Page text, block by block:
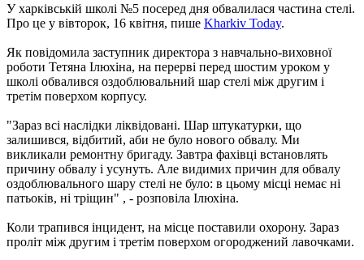
У харківській школі №5 посеред дня обвалилася частина стелі.
Про це у вівторок, 16 квітня, пише Kharkiv Today.
Як повідомила заступник директора з навчально-виховної
роботи Тетяна Ілюхіна, на перерві перед шостим уроком у
школі обвалився оздоблювальний шар стелі між другим і
третім поверхом корпусу.
"Зараз всі наслідки ліквідовані. Шар штукатурки, що
залишився, відбитий, аби не було нового обвалу. Ми
викликали ремонтну бригаду. Завтра фахівці встановлять
причину обвалу і усунуть. Але видимих ​​причин для обвалу
оздоблювального шару стелі не було: в цьому місці немає ні
патьоків, ні тріщин" , - розповіла Ілюхіна.
Коли трапився інцидент, на місце поставили охорону. Зараз
проліт між другим і третім поверхом огороджений лавочками.